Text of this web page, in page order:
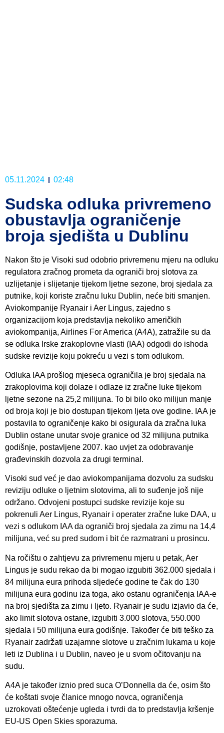
05.11.2024 02:48
Sudska odluka privremeno
obustavlja ograničenje
broja sjedišta u Dublinu
Nakon što je Visoki sud odobrio privremenu mjeru na odluku
regulatora zračnog prometa da ograniči broj slotova za
uzlijetanje i slijetanje tijekom ljetne sezone, broj sjedala za
putnike, koji koriste zračnu luku Dublin, neće biti smanjen.
Aviokompanije Ryanair i Aer Lingus, zajedno s
organizacijom koja predstavlja nekoliko američkih
aviokompanija, Airlines For America (A4A), zatražile su da
se odluka Irske zrakoplovne vlasti (IAA) odgodi do ishoda
sudske revizije koju pokreću u vezi s tom odlukom.
Odluka IAA prošlog mjeseca ograničila je broj sjedala na
zrakoplovima koji dolaze i odlaze iz zračne luke tijekom
ljetne sezone na 25,2 milijuna. To bi bilo oko milijun manje
od broja koji je bio dostupan tijekom ljeta ove godine. IAA je
postavila to ograničenje kako bi osigurala da zračna luka
Dublin ostane unutar svoje granice od 32 milijuna putnika
godišnje, postavljene 2007. kao uvjet za odobravanje
građevinskih dozvola za drugi terminal.
Visoki sud već je dao aviokompanijama dozvolu za sudsku
reviziju odluke o ljetnim slotovima, ali to suđenje još nije
održano. Odvojeni postupci sudske revizije koje su
pokrenuli Aer Lingus, Ryanair i operater zračne luke DAA, u
vezi s odlukom IAA da ograniči broj sjedala za zimu na 14,4
milijuna, već su pred sudom i bit će razmatrani u prosincu.
Na ročištu o zahtjevu za privremenu mjeru u petak, Aer
Lingus je sudu rekao da bi mogao izgubiti 362.000 sjedala i
84 milijuna eura prihoda sljedeće godine te čak do 130
milijuna eura godinu iza toga, ako ostanu ograničenja IAA-e
na broj sjedišta za zimu i ljeto. Ryanair je sudu izjavio da će,
ako limit slotova ostane, izgubiti 3.000 slotova, 550.000
sjedala i 50 milijuna eura godišnje. Također će biti teško za
Ryanair zadržati uzajamne slotove u zračnim lukama u koje
leti iz Dublina i u Dublin, naveo je u svom očitovanju na
sudu.
A4A je također iznio pred suca O’Donnella da će, osim što
će koštati svoje članice mnogo novca, ograničenja
uzrokovati oštećenje ugleda i tvrdi da to predstavlja kršenje
EU-US Open Skies sporazuma.